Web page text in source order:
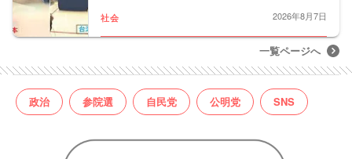
社会 2026年8月7日
一覧ページへ
政治 参院選 自民党 公明党 SNS